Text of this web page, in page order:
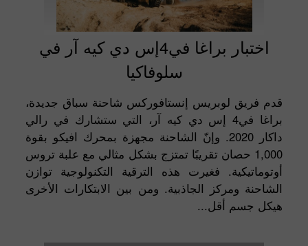
اختبار براغا في4إس دي كيه آر في
سلوفاكيا
قدم فريق لوبريس إنستافوركس شاحنة سباق جديدة،
براغا في4 إس دي كيه آر، التي ستشارك في رالي
داكار 2020. وإنّ الشاحنة مجهزة بمحرك افيكو بقوة
1,000 حصان تقريبًا تمتزج بشكل مثالي مع علبة تروس
أوتوماتيكية. فغيرت هذه الترقية التكنولوجية توازن
الشاحنة ومركز الجاذبية. ومن بين الابتكارات الأخرى
هيكل جسم أقل...